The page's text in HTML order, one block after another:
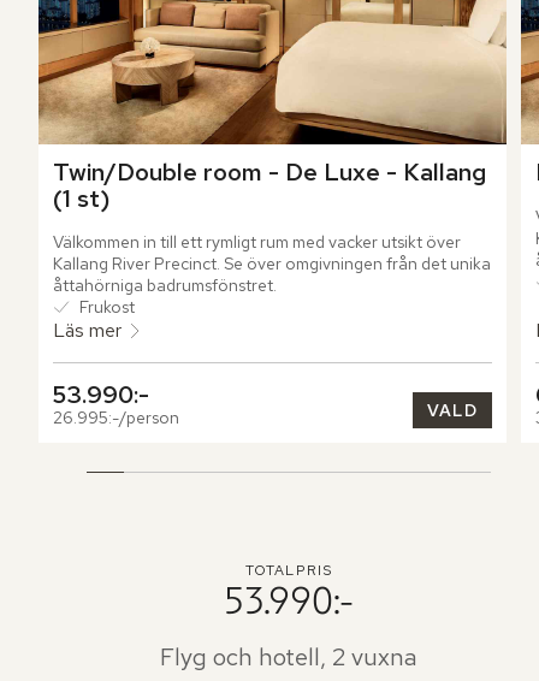
Twin/Double room - De Luxe - Kallang
(1 st)
Välkommen in till ett rymligt rum med vacker utsikt över
Kallang River Precinct. Se över omgivningen från det unika
åttahörniga badrumsfönstret.
Frukost
Läs mer
53.990:-
26.995:-/person VALD
TOTALPRIS
53.990:-
Flyg och hotell, 2 vuxna